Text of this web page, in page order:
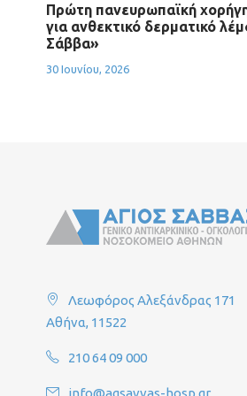
Πρώτη πανευρωπαϊκή
για ανθεκτικό δερματικό
Σάββα»
30 Ιουνίου, 2026
Λεωφόρος Αλεξάνδρας 171
Αθήνα, 11522
210 64 09 000
info@agsavvas-hosp.gr